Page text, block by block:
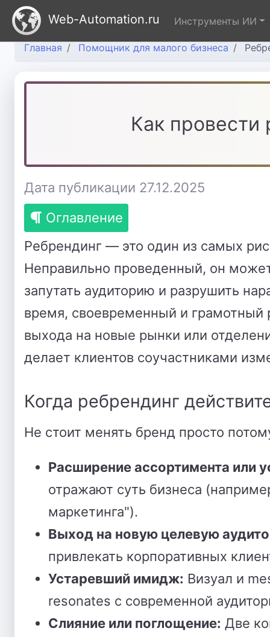
Web-Automation.ru Инструменты ИИ
Главная Помощник для малого бизнеса
Как провести
Дата публикации 27.12.2025
Оглавление
Ребрендинг — это один из самых
Неправильно проведенный, он
запутать аудиторию и разрушить
время, своевременный и грамотный
выхода на новые рынки или
делает клиентов соучастниками
Когда ребрендинг
Не стоит менять бренд просто
Расширение ассортимента или
отражают суть бизнеса
маркетинга").
Выход на новую целевую
привлекать корпоративных
Устаревший имидж: Визуал и
resonates с современной
Слияние или поглощение: Две